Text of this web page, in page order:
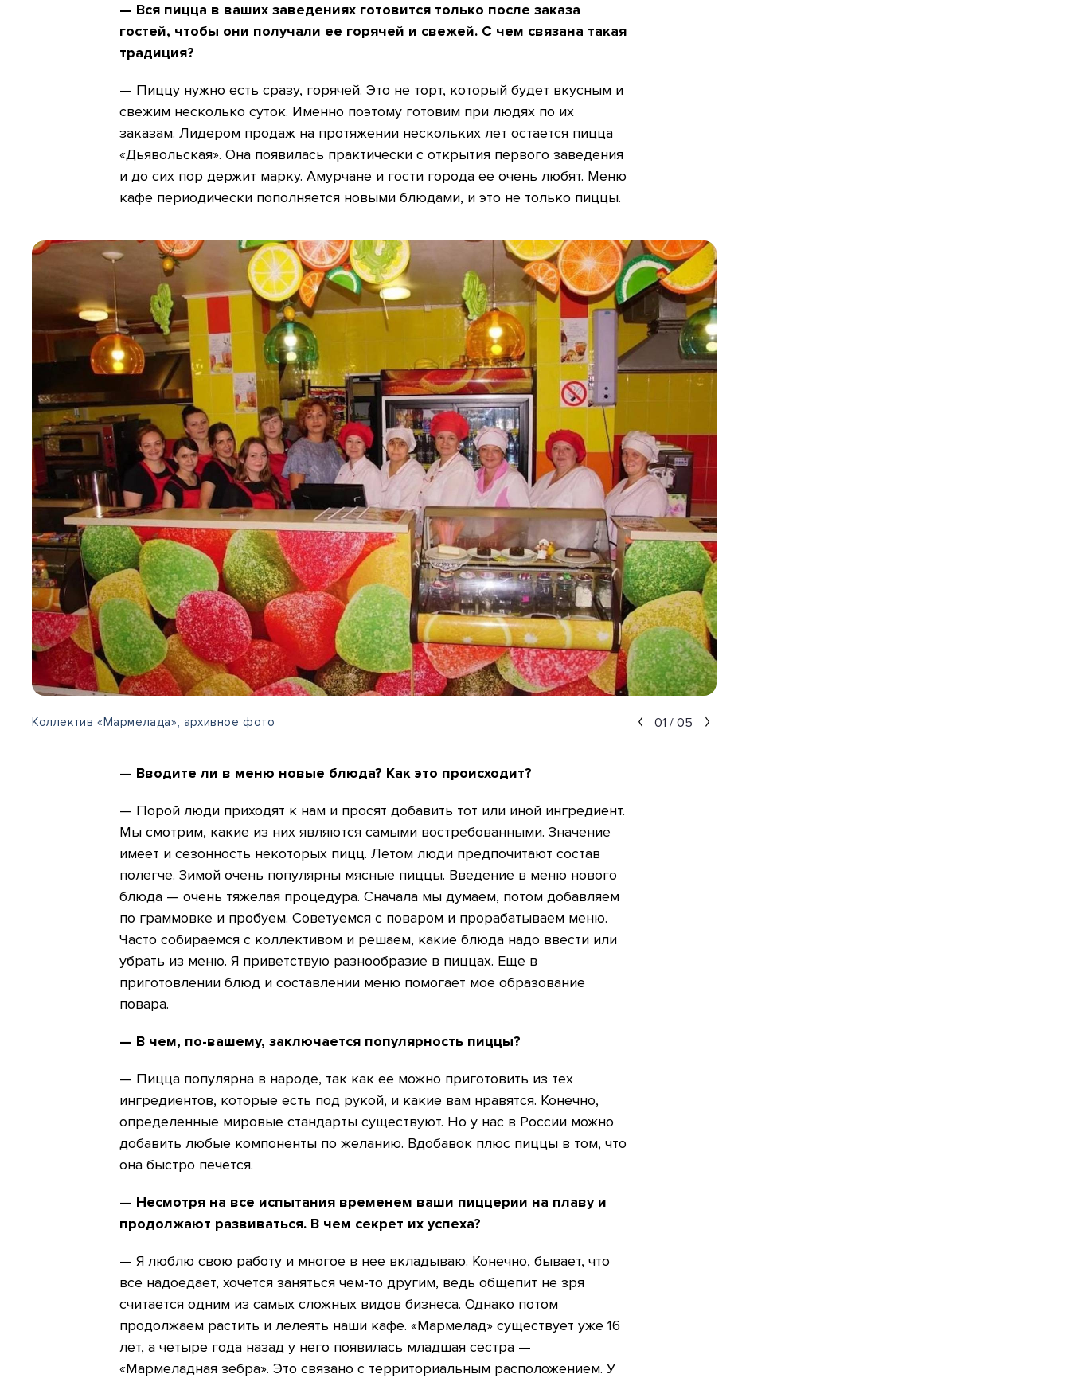
— Вся пицца в ваших заведениях готовится только после заказа
гостей, чтобы они получали ее горячей и свежей. С чем связана такая
традиция?
— Пиццу нужно есть сразу, горячей. Это не торт, который будет вкусным и
свежим несколько суток. Именно поэтому готовим при людях по их
заказам. Лидером продаж на протяжении нескольких лет остается пицца
«Дьявольская». Она появилась практически с открытия первого заведения
и до сих пор держит марку. Амурчане и гости города ее очень любят. Меню
кафе периодически пополняется новыми блюдами, и это не только пиццы.
Коллектив «Мармелада», архивное фото 01 / 05
— Вводите ли в меню новые блюда? Как это происходит?
— Порой люди приходят к нам и просят добавить тот или иной ингредиент.
Мы смотрим, какие из них являются самыми востребованными. Значение
имеет и сезонность некоторых пицц. Летом люди предпочитают состав
полегче. Зимой очень популярны мясные пиццы. Введение в меню нового
блюда — очень тяжелая процедура. Сначала мы думаем, потом добавляем
по граммовке и пробуем. Советуемся с поваром и прорабатываем меню.
Часто собираемся с коллективом и решаем, какие блюда надо ввести или
убрать из меню. Я приветствую разнообразие в пиццах. Еще в
приготовлении блюд и составлении меню помогает мое образование
повара.
— В чем, по-вашему, заключается популярность пиццы?
— Пицца популярна в народе, так как ее можно приготовить из тех
ингредиентов, которые есть под рукой, и какие вам нравятся. Конечно,
определенные мировые стандарты существуют. Но у нас в России можно
добавить любые компоненты по желанию. Вдобавок плюс пиццы в том, что
она быстро печется.
— Несмотря на все испытания временем ваши пиццерии на плаву и
продолжают развиваться. В чем секрет их успеха?
— Я люблю свою работу и многое в нее вкладываю. Конечно, бывает, что
все надоедает, хочется заняться чем-то другим, ведь общепит не зря
считается одним из самых сложных видов бизнеса. Однако потом
продолжаем растить и лелеять наши кафе. «Мармелад» существует уже 16
лет, а четыре года назад у него появилась младшая сестра —
«Мармеладная зебра». Это связано с территориальным расположением. У